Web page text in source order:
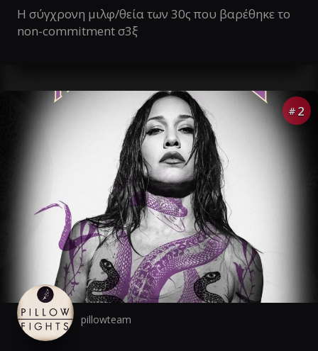
Η σύγχρονη μιλφ/θεία των 30ς που βαρέθηκε το
non-commitment σ3ξ
# 2
pillowteam